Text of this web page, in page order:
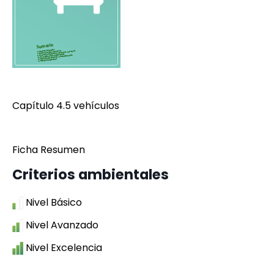
Capítulo 4.5 vehículos
Ficha Resumen
Criterios ambientales
Nivel Básico
Nivel Avanzado
Nivel Excelencia